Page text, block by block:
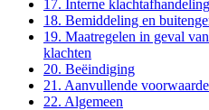
17. Interne
18. Bemiddeling en
19. Maatregelen in geval
klachten
20. Beëindiging
21. Aanvullende
22. Algemeen